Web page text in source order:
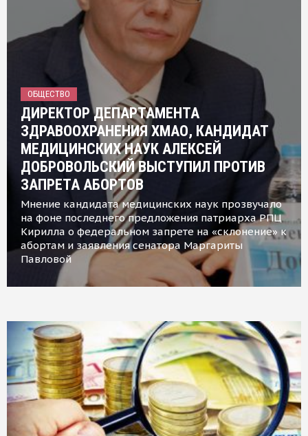
ОБЩЕСТВО
ДИРЕКТОР ДЕПАРТАМЕНТА
ЗДРАВООХРАНЕНИЯ ХМАО, КАНДИДАТ
МЕДИЦИНСКИХ НАУК АЛЕКСЕЙ
ДОБРОВОЛЬСКИЙ ВЫСТУПИЛ ПРОТИВ
ЗАПРЕТА АБОРТОВ
Мнение кандидата медицинских наук прозвучало
на фоне последнего предложения патриарха РПЦ
Кирилла о федеральном запрете на «склонение» к
абортам и заявления сенатора Маргариты
Павловой